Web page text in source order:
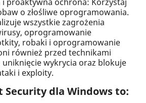
o złośliwe oprogramowania.
wszystkie zagrożenia
oprogramowanie
robaki i oprogramowanie
również przed technikami
uniknięcie wykrycia oraz blokuje
i exploity.
Security dla Windows to: